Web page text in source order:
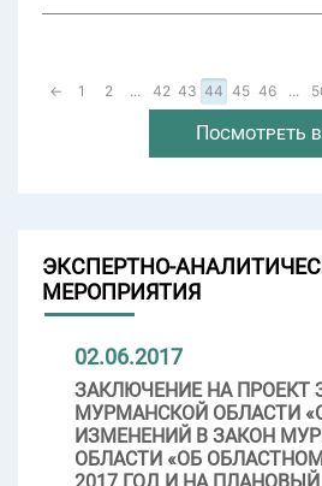
← 1 2 ... 42 43 44 45 46 ...
Посмотреть
ЭКСПЕРТНО-
МЕРОПРИЯТИЯ
02.06.2017
ЗАКЛЮЧЕНИЕ НА ПРОЕКТ
МУРМАНСКОЙ ОБЛАСТИ
ИЗМЕНЕНИЙ В ЗАКОН
ОБЛАСТИ «ОБ
2017 ГОД И НА